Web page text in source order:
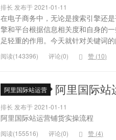
排长 发布于 2021-01-11
在电子商务中，无论是搜索引擎还
擎和平台根据信息相关度和自身的
足轻重的作用。今天就针对关键词
阅读(143396) 评论(0) 赞 (10)
阿里国际站运营 阿里国际站
排长 发布于 2021-01-11
阿里国际站运营铺货实操流程
阅读(155516) 评论(0) 赞 (4)